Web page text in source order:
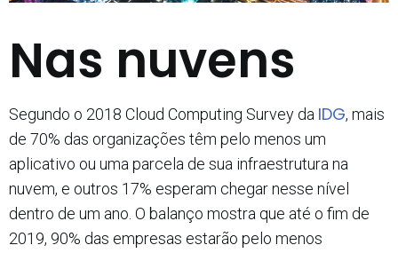
Nas nuvens
Segundo o 2018 Cloud Computing Survey da IDG, mais
de 70% das organizações têm pelo menos um
aplicativo ou uma parcela de sua infraestrutura na
nuvem, e outros 17% esperam chegar nesse nível
dentro de um ano. O balanço mostra que até o fim de
2019, 90% das empresas estarão pelo menos